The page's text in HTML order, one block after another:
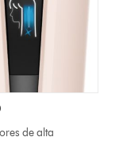
de alta